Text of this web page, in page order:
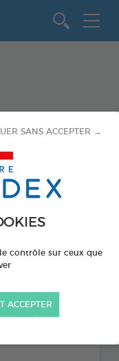
contrôle sur ceux que
SANS ACCEPTER →
ACCEPTER
à ces critères.